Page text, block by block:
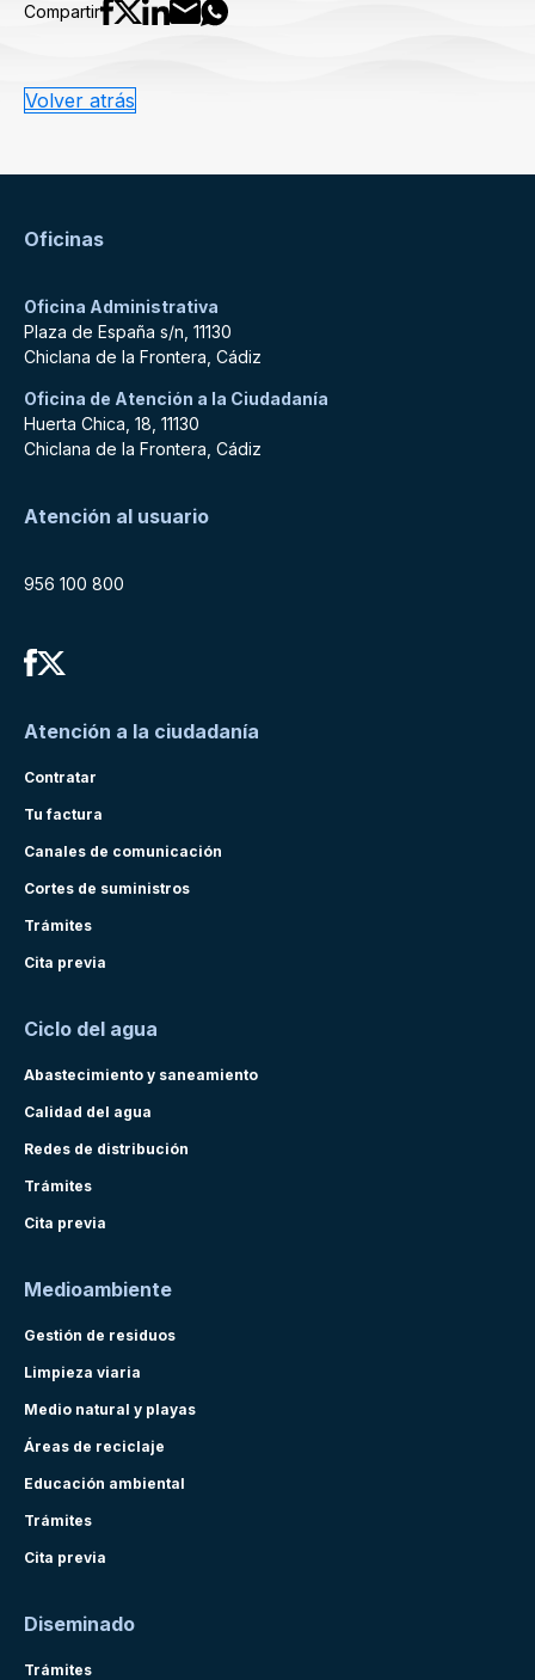
Compartir
Volver atrás
Oficinas
Oficina Administrativa
Plaza de España s/n, 11130
Chiclana de la Frontera, Cádiz
Oficina de Atención a la Ciudadanía
Huerta Chica, 18, 11130
Chiclana de la Frontera, Cádiz
Atención al usuario
956 100 800
Atención a la ciudadanía
Contratar
Tu factura
Canales de comunicación
Cortes de suministros
Trámites
Cita previa
Ciclo del agua
Abastecimiento y saneamiento
Calidad del agua
Redes de distribución
Trámites
Cita previa
Medioambiente
Gestión de residuos
Limpieza viaria
Medio natural y playas
Áreas de reciclaje
Educación ambiental
Trámites
Cita previa
Diseminado
Trámites